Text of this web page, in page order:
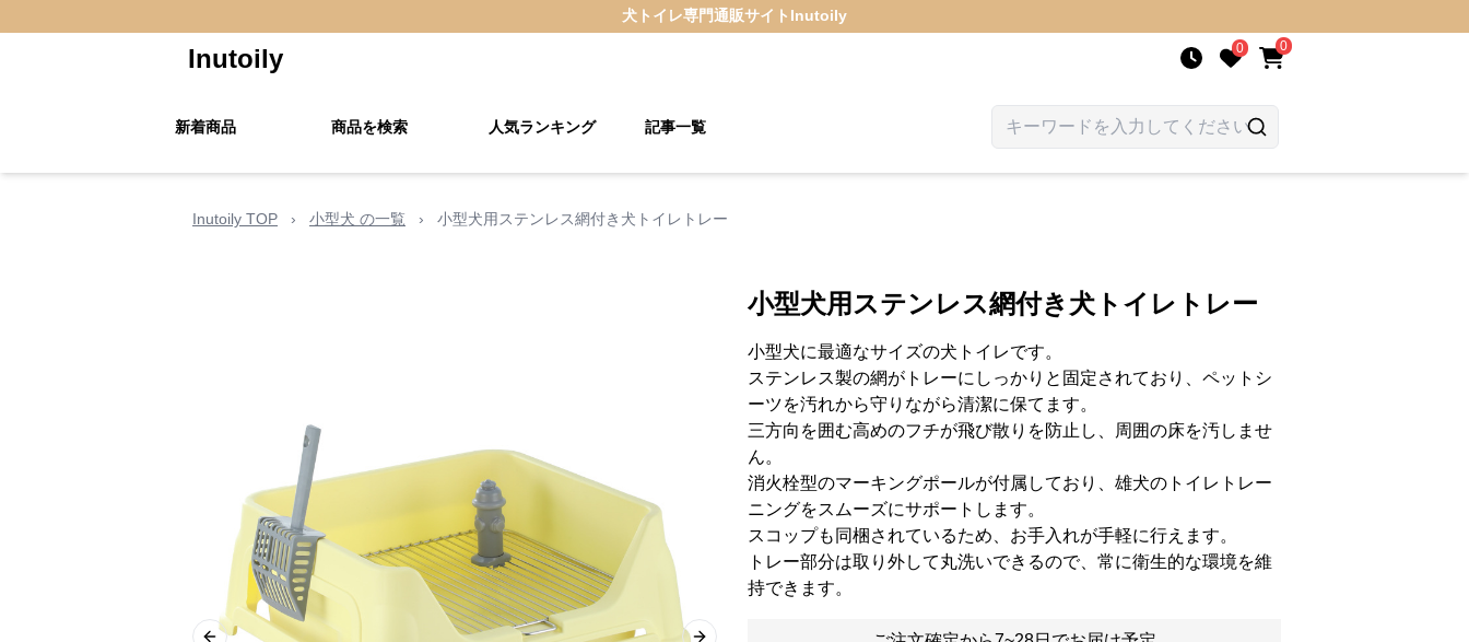
犬トイレ専門通販サイト Inutoily
Inutoily 0 0
新着商品 商品を検索 人気ランキング 記事一覧
Inutoily TOP › 小型犬 の一覧 › 小型犬用ステンレス網付き犬トイレトレー
小型犬用ステンレス網付き犬トイレトレー
小型犬に最適なサイズの犬トイレです。
ステンレス製の網がトレーにしっかりと固定されており、ペットシ
ーツを汚れから守りながら清潔に保てます。
三方向を囲む高めのフチが飛び散りを防止し、周囲の床を汚しませ
ん。
消火栓型のマーキングポールが付属しており、雄犬のトイレトレー
ニングをスムーズにサポートします。
スコップも同梱されているため、お手入れが手軽に行えます。
トレー部分は取り外して丸洗いできるので、常に衛生的な環境を維
持できます。